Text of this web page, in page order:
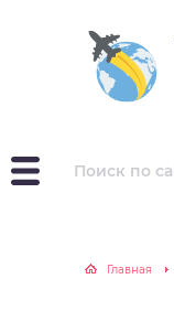
Главная
выживания в
походных
путешествия